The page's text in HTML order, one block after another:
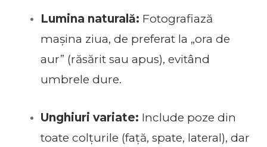
Lumina naturală: Fotografiază
mașina ziua, de preferat la „ora de
aur” (răsărit sau apus), evitând
umbrele dure.
Unghiuri variate: Include poze din
toate colțurile (față, spate, lateral), dar